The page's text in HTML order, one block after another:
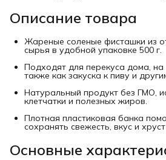
Описание товара
Жареные соленые фисташки из
сырья в удобной упаковке 500 г.
Подходят для перекуса дома,
также как закуска к пиву и
Натуральный продукт без ГМО,
клетчатки и полезных жиров.
Плотная пластиковая банка
сохранять свежесть, вкус и
Основные